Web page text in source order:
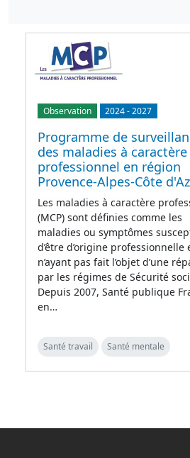
Observation 2024-2027
Programme de
des maladies à caractère
professionnel en région
Provence-Alpes-Côte
Les maladies à caractère
(MCP) sont définies comme les
maladies ou symptômes
d’être d’origine professionnelle
n’ayant pas fait l’objet d’une
par les régimes de Sécurité
Depuis 2007, Santé publique
en…
Santé travail Santé mentale